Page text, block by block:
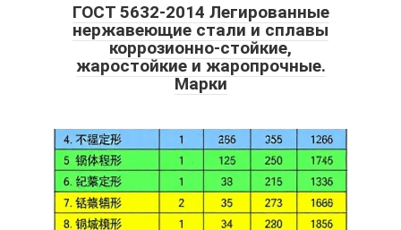
ГОСТ 5632-2014 Легированные
нержавеющие стали и сплавы
коррозионно-стойкие,
жаростойкие и жаропрочные.
Марки